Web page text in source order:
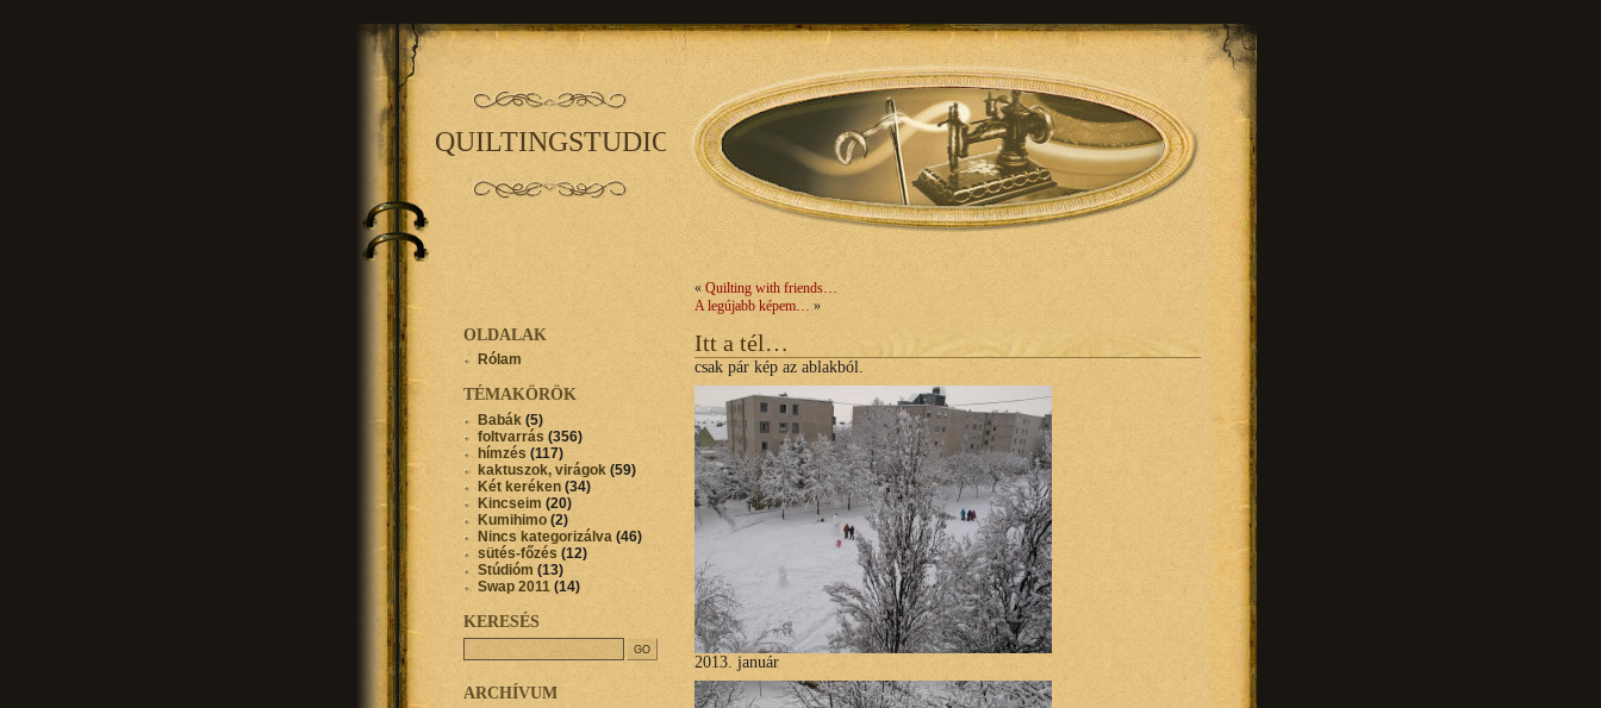
QUILTINGSTUDIO
« Quilting with friends…
A legújabb képem… »
Itt a tél…
csak pár kép az ablakból.
2013. január
OLDALAK
Rólam
TÉMAKÖRÖK
Babák (5)
foltvarrás (356)
hímzés (117)
kaktuszok, virágok (59)
Két keréken (34)
Kincseim (20)
Kumihimo (2)
Nincs kategorizálva (46)
sütés-főzés (12)
Stúdióm (13)
Swap 2011 (14)
KERESÉS
ARCHÍVUM